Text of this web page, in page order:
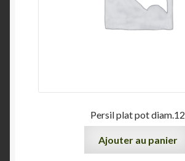
Persil plat pot diam.12
Ajouter au panier